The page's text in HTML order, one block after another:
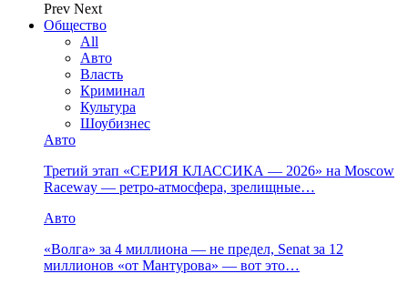
Prev Next
Общество
All
Авто
Власть
Криминал
Культура
Шоубизнес
Авто
Третий этап «СЕРИЯ КЛАССИКА — 2026» на Moscow
Raceway — ретро‑атмосфера, зрелищные…
Авто
«Волга» за 4 миллиона — не предел, Senat за 12
миллионов «от Мантурова» — вот это…